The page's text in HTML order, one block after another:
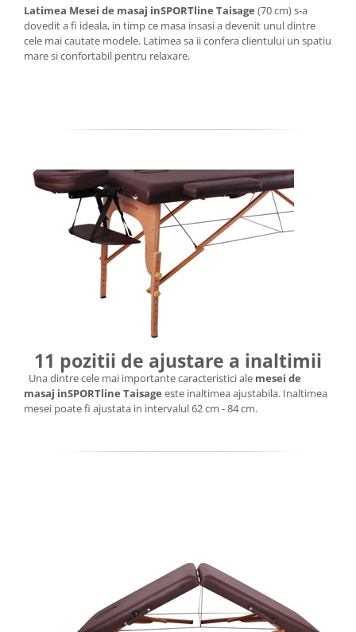
Latimea Mesei de masaj inSPORTline Taisage (70 cm) s-a
dovedit a fi ideala, in timp ce masa insasi a devenit unul dintre
cele mai cautate modele. Latimea sa ii confera clientului un spatiu
mare si confortabil pentru relaxare.
11 pozitii de ajustare a inaltimii
Una dintre cele mai importante caracteristici ale mesei de
masaj inSPORTline Taisage este inaltimea ajustabila. Inaltimea
mesei poate fi ajustata in intervalul 62 cm - 84 cm.